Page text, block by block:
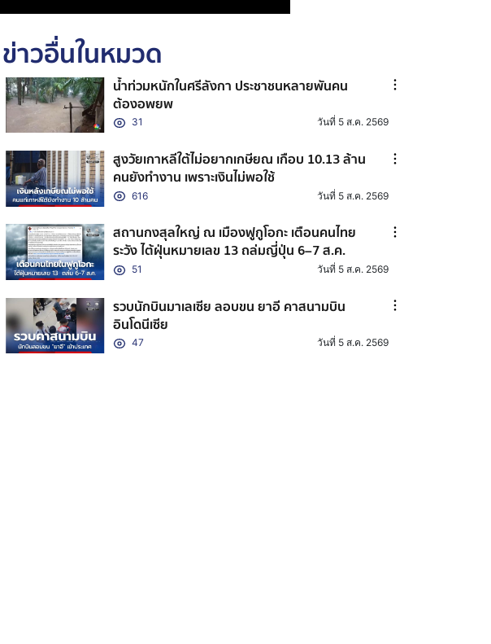
ข่าวอื่นในหมวด
น้ำท่วมหนักในศรีลังกา ประชาชนหลายพันคน
ต้องอพยพ
31 วันที่ 5 ส.ค. 2569
สูงวัยเกาหลีใต้ไม่อยากเกษียณ เกือบ 10.13 ล้าน
คนยังทำงาน เพราะเงินไม่พอใช้
616 วันที่ 5 ส.ค. 2569
สถานกงสุลใหญ่ ณ เมืองฟูกูโอกะ เตือนคนไทย
ระวัง ไต้ฝุ่นหมายเลข 13 ถล่มญี่ปุ่น 6–7 ส.ค.
51 วันที่ 5 ส.ค. 2569
รวบนักบินมาเลเซีย ลอบขน ยาอี คาสนามบิน
อินโดนีเซีย
47 วันที่ 5 ส.ค. 2569